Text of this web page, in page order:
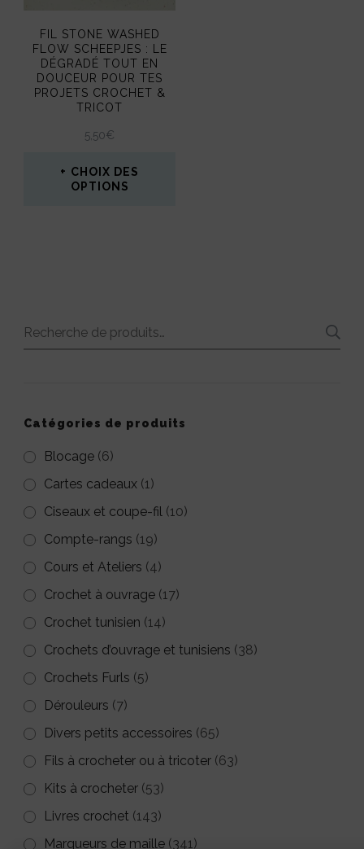
FIL STONE WASHED
FLOW SCHEEPJES : LE
DÉGRADÉ TOUT EN
DOUCEUR POUR TES
PROJETS CROCHET &
TRICOT
5,50€
CHOIX DES
OPTIONS
variations.
être
choisies
sur
la
page
du
produit
Recherche
Catégories de produits
Blocage (6)
Cartes cadeaux (1)
Ciseaux et coupe-fil (10)
Compte-rangs (19)
Cours et Ateliers (4)
Crochet à ouvrage (17)
Crochet tunisien (14)
Crochets d’ouvrage et tunisiens (38)
Crochets Furls (5)
Dérouleurs (7)
Divers petits accessoires (65)
Fils à crocheter ou à tricoter (63)
Kits à crocheter (53)
Livres crochet (143)
Marqueurs de maille (341)